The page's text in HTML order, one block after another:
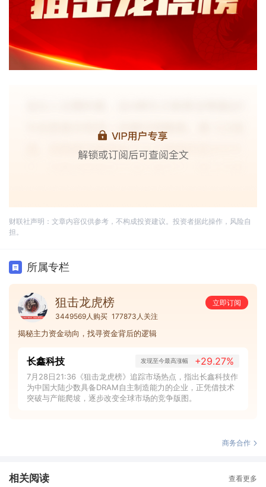
财联社声明：文章内容仅供参考，不构成投资建议。投资者据此操作，风险自
担。
所属专栏
狙击龙虎榜
立即订阅
3449569人购买 177873人关注
揭秘主力资金动向，找寻资金背后的逻辑
长鑫科技 发现至今最高涨幅 +29.27%
7月28日21:36《狙击龙虎榜》追踪市场热点，指出长鑫科技作
为中国大陆少数具备DRAM自主制造能力的企业，正凭借技术
突破与产能爬坡，逐步改变全球市场的竞争版图。
商务合作
相关阅读 查看更多